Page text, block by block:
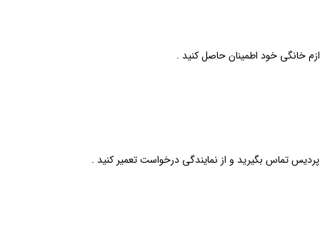
خانگی خود اطمینان حاصل کنید .
تماس بگیرید و از نمایندگی درخواست تعمیر کنید .